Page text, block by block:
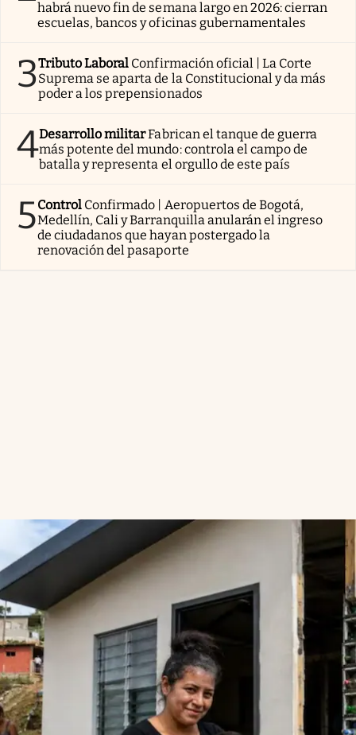
habrá nuevo fin de semana largo en 2026: cierran
escuelas, bancos y oficinas gubernamentales
3Tributo Laboral Confirmación oficial | La Corte
Suprema se aparta de la Constitucional y da más
poder a los prepensionados
4Desarrollo militarFabrican el tanque de guerra
más potente del mundo: controla el campo de
batalla y representa el orgullo de este país
5Control Confirmado | Aeropuertos de Bogotá,
Medellín, Cali y Barranquilla anularán el ingreso
de ciudadanos que hayan postergado la
renovación del pasaporte